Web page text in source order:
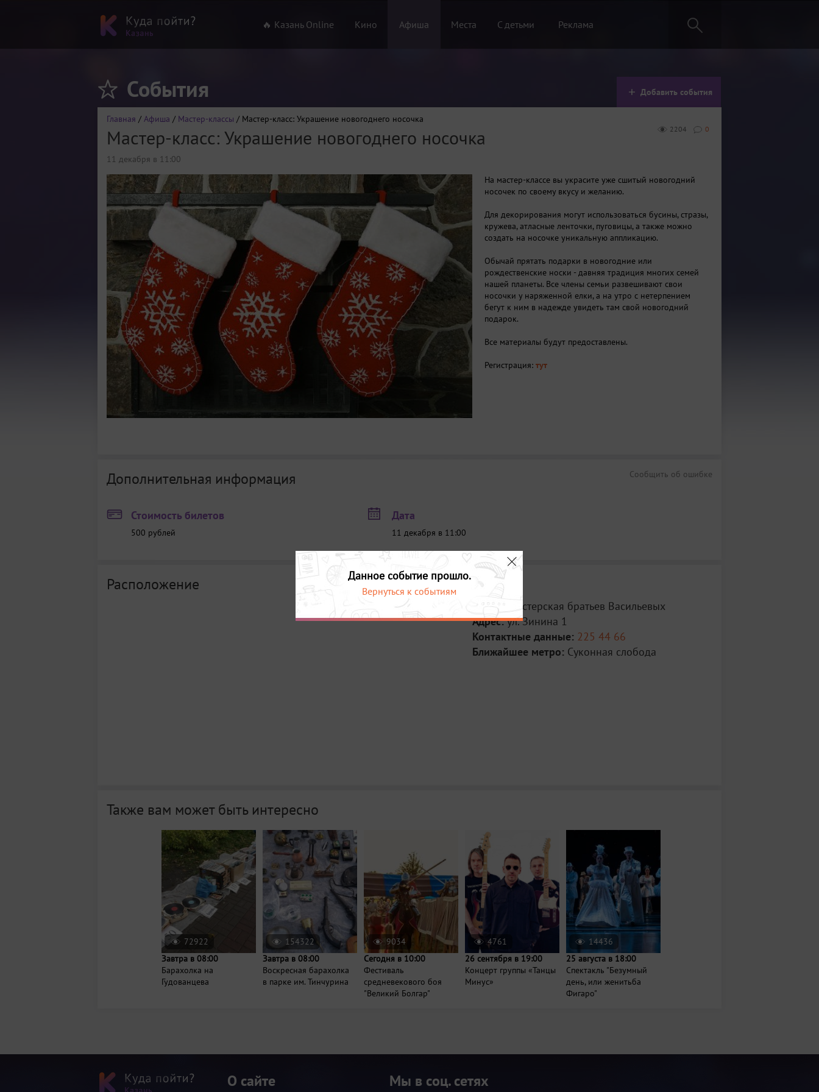
🔥 Казань Online Кино Афиша Места С детьми Реклама
События Добавить события
Главная / Афиша / Мастер-классы / Мастер-класс: Украшение новогоднего носочка
0
2204
Мастер-класс: Украшение новогоднего носочка
11 декабря в 11:00
На мастер-классе вы украсите уже сшитый новогодний
носочек по своему вкусу и желанию.
Для декорирования могут использоваться бусины, стразы,
кружева, атласные ленточки, пуговицы, а также можно
создать на носочке уникальную аппликацию.
Обычай прятать подарки в новогодние или
рождественские носки - давняя традиция многих семей
нашей планеты. Все члены семьи развешивают свои
носочки у наряженной елки, а на утро с нетерпением
бегут к ним в надежде увидеть там свой новогодний
подарок.
Все материалы будут предоставлены.
Регистрация: тут
Сообщить об ошибке
Дополнительная информация
Стоимость билетов
500 рублей
Дата
11 декабря в 11:00
Расположение
Место:
Мастерская братьев Васильевых
Адрес:ул. Зинина 1
Контактные данные: 225 44 66
Ближайшее метро: Суконная слобода
Также вам может быть интересно
72922
Завтра в 08:00
Барахолка на
Гудованцева
154322
Завтра в 08:00
Воскресная барахолка
в парке им. Тинчурина
9034
Сегодня в 10:00
Фестиваль
средневекового боя
"Великий Болгар"
4761
26 сентября в 19:00
Концерт группы «Танцы
Минус»
14436
25 августа в 18:00
Спектакль "Безумный
день, или женитьба
Фигаро"
Данное событие прошло.
Вернуться к событиям
О сайте Мы в соц. сетях